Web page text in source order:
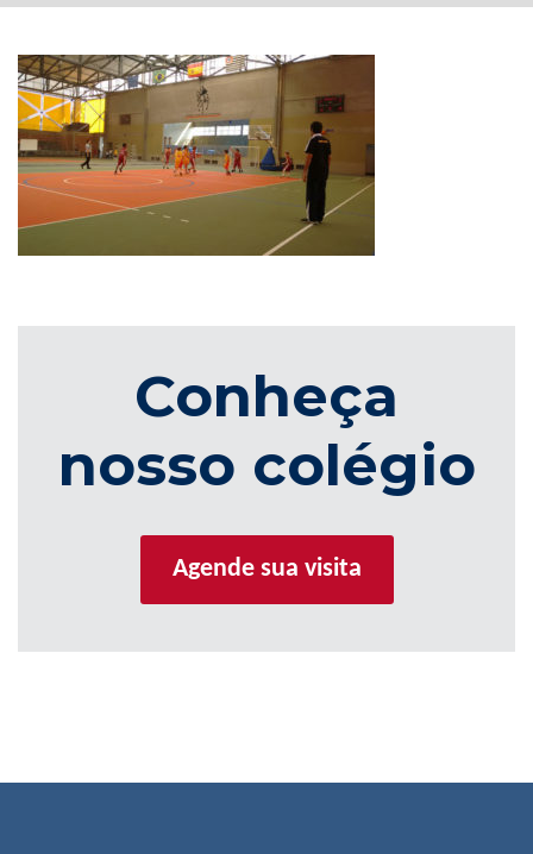
Conheça
nosso colégio
Agende sua visita